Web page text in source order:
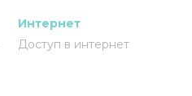
Интернет
Доступ в интернет